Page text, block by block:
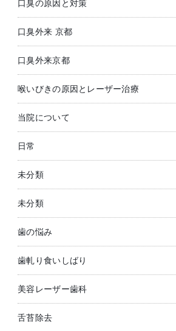
口臭の原因と対策
口臭外来 京都
口臭外来京都
喉いびきの原因とレーザー治療
当院について
日常
未分類
未分類
歯の悩み
歯軋り食いしばり
美容レーザー歯科
舌苔除去